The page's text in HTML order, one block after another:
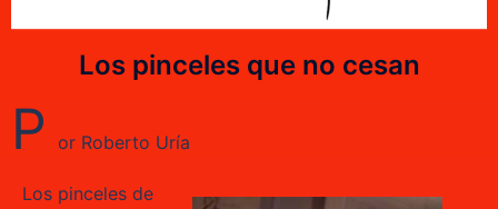
Los pinceles que no cesan
P or Roberto Uría
Los pinceles de